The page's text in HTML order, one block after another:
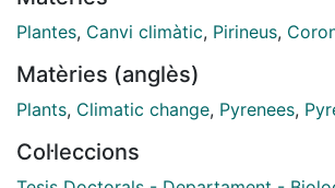
condiciones ambientales sean aún
la gravedad y la recurrencia de los
y pondrá en peligro a muchas
estas condiciones ambientales
Plantes, Canvi climàtic, Pirineus,
Matèries (anglès)
Plants, Climatic change, Pyrenees,
Col·leccions